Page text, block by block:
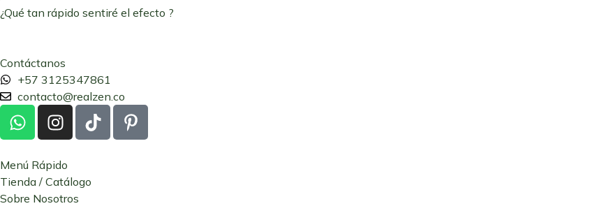
¿Qué tan rápido sentiré el efecto ?
Contáctanos
+57 3125347861
contacto@realzen.co
Menú Rápido
Tienda / Catálogo
Sobre Nosotros